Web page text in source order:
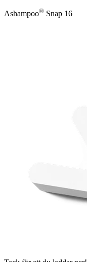
Ashampoo® Snap 16